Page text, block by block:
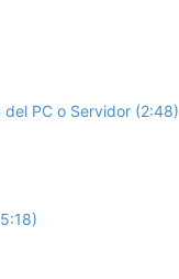
PC o Servidor (2:48)